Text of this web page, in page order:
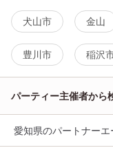
犬山市 金山
豊川市 稲沢
パーティー主催者から
愛知県のパートナーエ